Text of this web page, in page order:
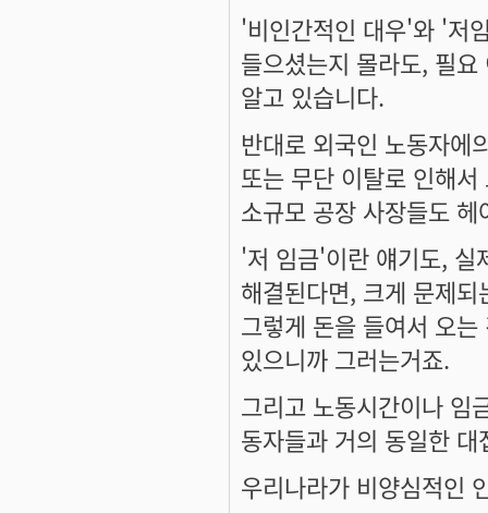
'비인간적인 대우'와 '저
들으셨는지 몰라도, 필
알고 있습니다.
반대로 외국인 노동자에
또는 무단 이탈로 인해
소규모 공장 사장들도
'저 임금'이란 얘기도, 실
해결된다면, 크게 문제
그렇게 돈을 들여서 오
있으니까 그러는거죠.
그리고 노동시간이나 임
동자들과 거의 동일한
우리나라가 비양심적인